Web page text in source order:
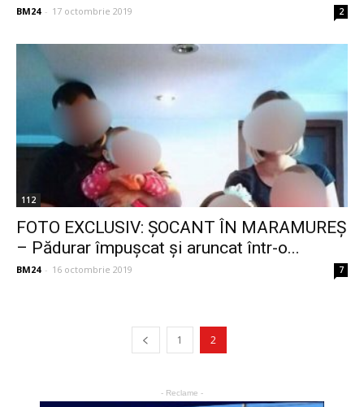
BM24 - 17 octombrie 2019 2
112
FOTO EXCLUSIV: ȘOCANT ÎN MARAMUREȘ
– Pădurar împușcat și aruncat într-o...
BM24 - 16 octombrie 2019 7
1 2
- Reclame -